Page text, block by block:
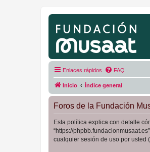
Enlaces rápidos FAQ
Inicio Índice general
Foros de la Fundación
Esta política explica con detalle
“https://
cualquier sesión de uso por usted